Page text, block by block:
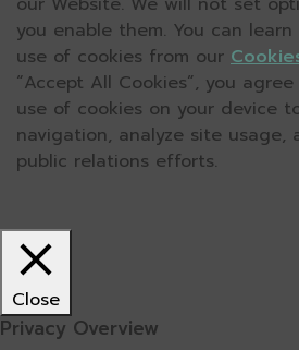
you enable them. You can
use of cookies from our
“Accept All Cookies”, you
use of cookies on your device
navigation, analyze site usage,
public relations efforts.
Close
Privacy Overview